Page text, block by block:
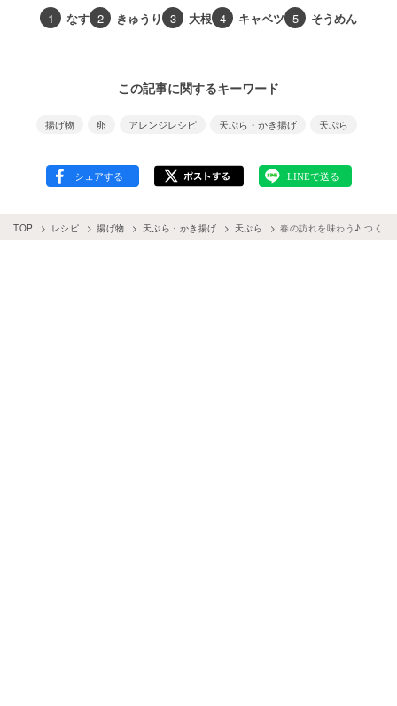
1 なす 2 きゅうり 3 大根 4 キャベツ 5 そうめん
この記事に関するキーワード
揚げ物 卵 アレンジレシピ 天ぷら・かき揚げ 天ぷら
TOP レシピ 揚げ物 天ぷら・かき揚げ 天ぷら 春の訪れを味わう♪ つくし